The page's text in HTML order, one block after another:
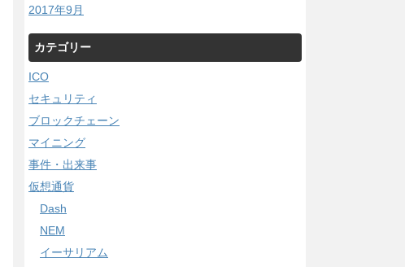
2017年9月
カテゴリー
ICO
セキュリティ
ブロックチェーン
マイニング
事件・出来事
仮想通貨
Dash
NEM
イーサリアム